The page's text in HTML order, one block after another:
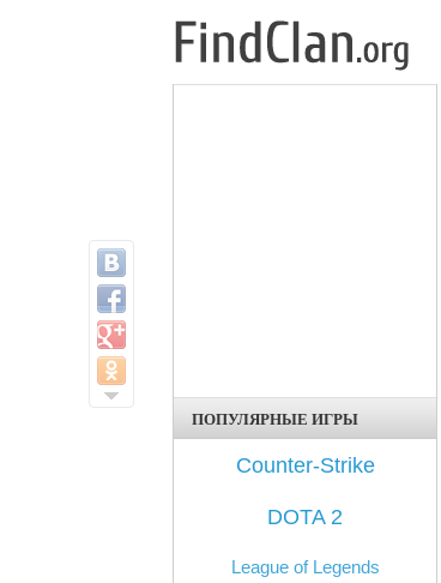
ПОПУЛЯРНЫЕ ИГРЫ
Counter-Strike
DOTA 2
League of Legends